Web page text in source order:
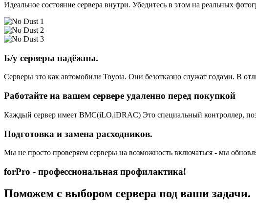
Идеальное состояние сервера внутри. Убедитесь в этом на реальных
Б/у серверы надёжны.
Серверы это как автомобили Toyota. Они безотказно служат годами. В
Работайте на вашем сервере удаленно перед покупкой
Каждый сервер имеет BMC(iLO,iDRAC) Это специальный контроллер,
Подготовка и замена расходников.
Мы не просто проверяем серверы на возможность включаться - мы
forPro - профессиональная профилактика!
Поможем с выбором сервера под ваши задачи.